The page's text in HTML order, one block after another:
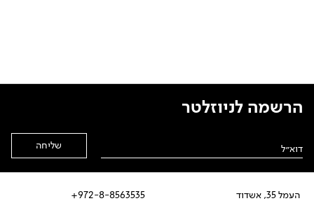
העמל 35, אשדוד 972-8-8563535+
הרשמה לניוזלטר